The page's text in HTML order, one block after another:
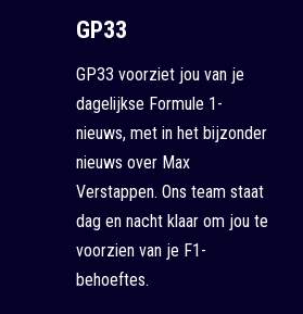
GP33
GP33 voorziet jou van je
dagelijkse Formule 1-
nieuws, met in het bijzonder
nieuws over Max
Verstappen. Ons team staat
dag en nacht klaar om jou te
voorzien van je F1-
behoeftes.